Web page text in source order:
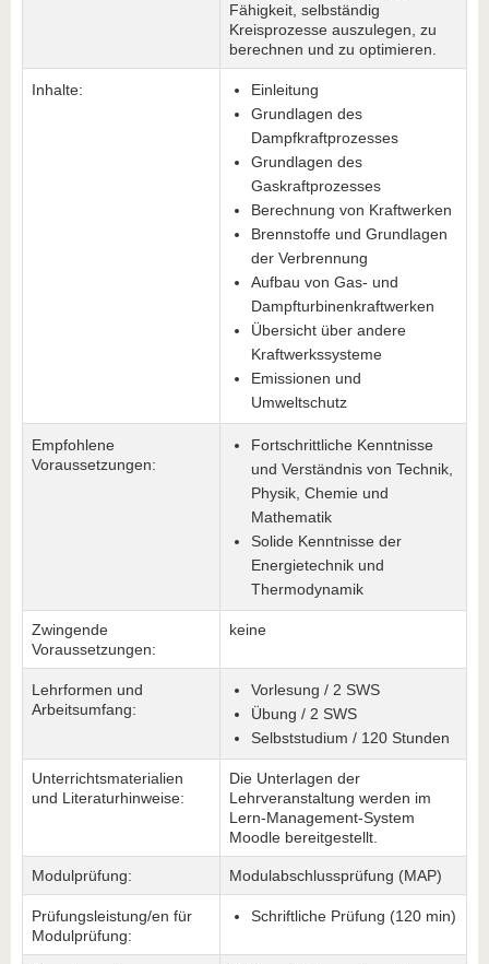
Fähigkeit, selbständig
Kreisprozesse auszulegen, zu
berechnen und zu optimieren.
Inhalte:
Einleitung
Grundlagen des
Dampfkraftprozesses
Grundlagen des
Gaskraftprozesses
Berechnung von Kraftwerken
Brennstoffe und Grundlagen
der Verbrennung
Aufbau von Gas- und
Dampfturbinenkraftwerken
Übersicht über andere
Kraftwerkssysteme
Emissionen und
Umweltschutz
Empfohlene
Voraussetzungen:
Fortschrittliche Kenntnisse
und Verständnis von Technik,
Physik, Chemie und
Mathematik
Solide Kenntnisse der
Energietechnik und
Thermodynamik
Zwingende
Voraussetzungen:
keine
Lehrformen und
Arbeitsumfang:
Vorlesung / 2 SWS
Übung / 2 SWS
Selbststudium / 120 Stunden
Unterrichtsmaterialien
und Literaturhinweise:
Die Unterlagen der
Lehrveranstaltung werden im
Lern-Management-System
Moodle bereitgestellt.
Modulprüfung: Modulabschlussprüfung (MAP)
Prüfungsleistung/en für
Modulprüfung:
Schriftliche Prüfung (120 min)